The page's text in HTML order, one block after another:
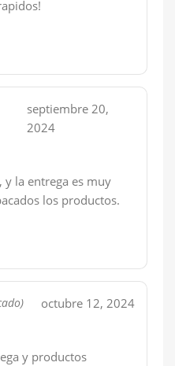
septiembre 20,
2024
y la entrega es muy
los productos.
octubre 12, 2024
y productos